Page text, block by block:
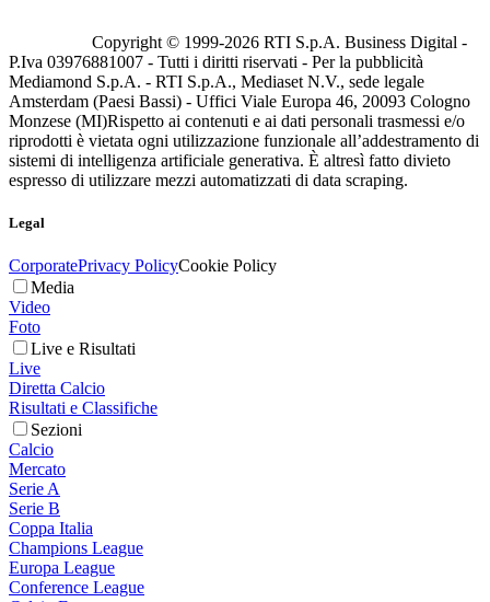
Copyright © 1999-2026 RTI S.p.A. Business Digital -
P.Iva 03976881007 - Tutti i diritti riservati - Per la pubblicità
Mediamond S.p.A. - RTI S.p.A., Mediaset N.V., sede legale
Amsterdam (Paesi Bassi) - Uffici Viale Europa 46, 20093 Cologno
Monzese (MI)Rispetto ai contenuti e ai dati personali trasmessi e/o
riprodotti è vietata ogni utilizzazione funzionale all’addestramento di
sistemi di intelligenza artificiale generativa. È altresì fatto divieto
espresso di utilizzare mezzi automatizzati di data scraping.
Legal
CorporatePrivacy PolicyCookie Policy
Media
Video
Foto
Live e Risultati
Live
Diretta Calcio
Risultati e Classifiche
Sezioni
Calcio
Mercato
Serie A
Serie B
Coppa Italia
Champions League
Europa League
Conference League